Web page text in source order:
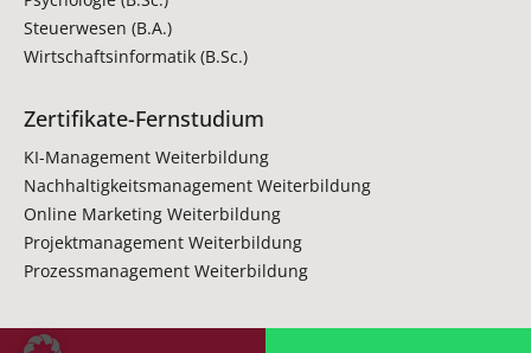
Steuerwesen (B.A.)
Wirtschaftsinformatik (B.Sc.)
Zertifikate-Fernstudium
KI-Management Weiterbildung
Nachhaltigkeitsmanagement Weiterbildung
Online Marketing Weiterbildung
Projektmanagement Weiterbildung
Prozessmanagement Weiterbildung